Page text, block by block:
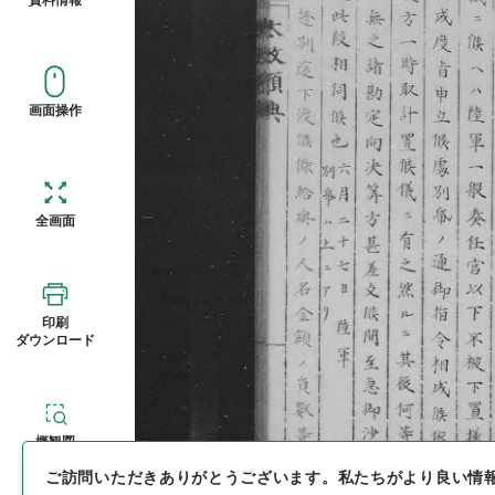
画面操作
全画面
印刷
ダウンロード
概観図
ご訪問いただきありがとうございます。 私たちがより良い情